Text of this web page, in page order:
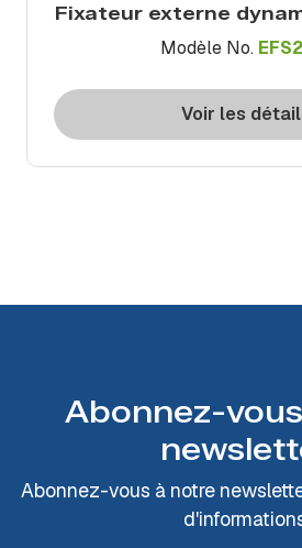
Fixateur externe
Modèle No.
Voir les
Abonnez-
Abonnez-vous à notre